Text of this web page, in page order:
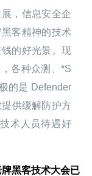
，信息安全企
客精神的技术
的好光景。现
各种众测、*S
的是 Defender
供缓解防护方
术人员待遇好
黑客技术大会已